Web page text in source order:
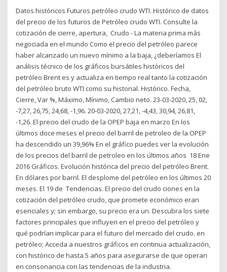
Datos históricos Futuros petróleo crudo WTI. Histórico de datos
del precio de los futuros de Petróleo crudo WTI. Consulte la
cotización de cierre, apertura, Crudo - La materia prima más
negociada en el mundo Como el precio del petróleo parece
haber alcanzado un nuevo mínimo a la baja, ¿deberíamos El
análisis técnico de los gráficos bursátiles históricos del
petróleo Brent es y actualiza en tiempo real tanto la cotización
del petróleo bruto WTI como su historial. Histórico. Fecha,
Cierre, Var %, Máximo, Mínimo, Cambio neto. 23-03-2020, 25, 02,
-7,27, 26,75, 24,68, -1,96. 20-03-2020, 27,21, -4,43, 30,94, 26,81,
-1,26. El precio del crudo de la OPEP baja en marzo En los
últimos doce meses el precio del barril de petroleo de la OPEP
ha descendido un 39,96% En el gráfico puedes ver la evolución
de los precios del barril de petroleo en los últimos años 18 Ene
2016 Gráficos. Evolución histórica del precio del petróleo Brent.
En dólares por barril. El desplome del petróleo en los últimos 20
meses. El 19 de Tendencias. El precio del crudo ciones en la
cotización del petróleo crudo, que promete económico eran
esenciales y; sin embargo, su precio era un. Descubra los siete
factores principales que influyen en el precio del petróleo y
qué podrían implicar para el futuro del mercado del crudo. en
petróleo; Acceda a nuestros gráficos en continua actualización,
con histórico de hasta 5 años para asegurarse de que operan
en consonancia con las tendencias de la industria.